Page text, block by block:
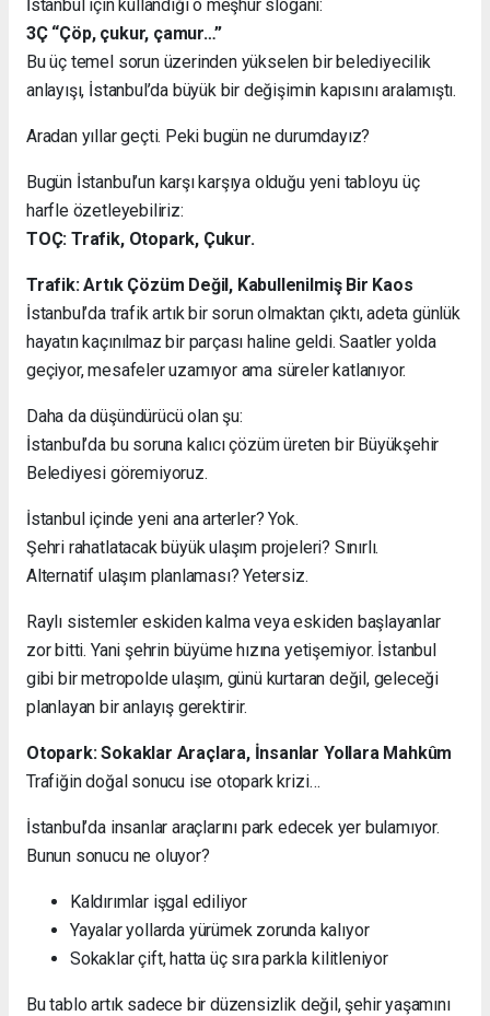
İstanbul için kullandığı o meşhur sloganı:
3Ç “Çöp, çukur, çamur…”
Bu üç temel sorun üzerinden yükselen bir belediyecilik
anlayışı, İstanbul’da büyük bir değişimin kapısını aralamıştı.
Aradan yıllar geçti. Peki bugün ne durumdayız?
Bugün İstanbul’un karşı karşıya olduğu yeni tabloyu üç
harfle özetleyebiliriz:
TOÇ: Trafik, Otopark, Çukur.
Trafik: Artık Çözüm Değil, Kabullenilmiş Bir Kaos
İstanbul’da trafik artık bir sorun olmaktan çıktı, adeta günlük
hayatın kaçınılmaz bir parçası haline geldi. Saatler yolda
geçiyor, mesafeler uzamıyor ama süreler katlanıyor.
Daha da düşündürücü olan şu:
İstanbul’da bu soruna kalıcı çözüm üreten bir Büyükşehir
Belediyesi göremiyoruz.
İstanbul içinde yeni ana arterler? Yok.
Şehri rahatlatacak büyük ulaşım projeleri? Sınırlı.
Alternatif ulaşım planlaması? Yetersiz.
Raylı sistemler eskiden kalma veya eskiden başlayanlar
zor bitti. Yani şehrin büyüme hızına yetişemiyor. İstanbul
gibi bir metropolde ulaşım, günü kurtaran değil, geleceği
planlayan bir anlayış gerektirir.
Otopark: Sokaklar Araçlara, İnsanlar Yollara Mahkûm
Trafiğin doğal sonucu ise otopark krizi…
İstanbul’da insanlar araçlarını park edecek yer bulamıyor.
Bunun sonucu ne oluyor?
Kaldırımlar işgal ediliyor
Yayalar yollarda yürümek zorunda kalıyor
Sokaklar çift, hatta üç sıra parkla kilitleniyor
Bu tablo artık sadece bir düzensizlik değil, şehir yaşamını